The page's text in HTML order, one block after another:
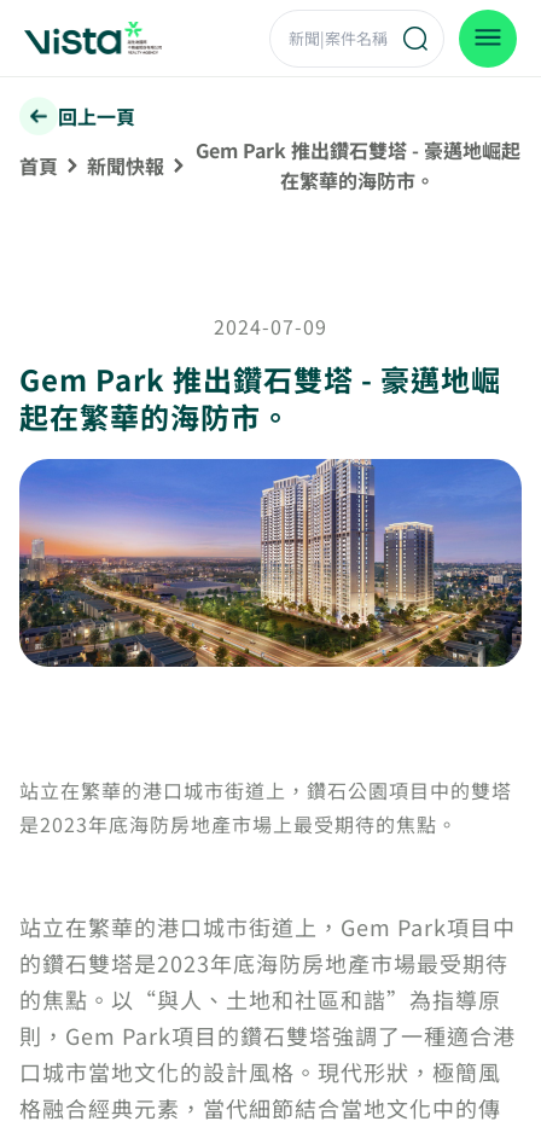
回上一頁
首頁
新聞快報
Gem Park 推出鑽石雙塔 - 豪邁地崛起
在繁華的海防市。
2024-07-09
Gem Park 推出鑽石雙塔 - 豪邁地崛
起在繁華的海防市。
站立在繁華的港口城市街道上，鑽石公園項目中的雙塔
是2023年底海防房地產市場上最受期待的焦點。
站立在繁華的港口城市街道上，Gem Park項目中
的鑽石雙塔是2023年底海防房地產市場最受期待
的焦點。以“與人、土地和社區和諧”為指導原
則，Gem Park項目的鑽石雙塔強調了一種適合港
口城市當地文化的設計風格。現代形狀，極簡風
格融合經典元素，當代細節結合當地文化中的傳